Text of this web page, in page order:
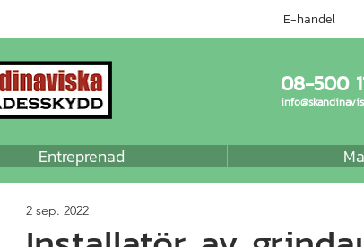
E-handel
08-500
Entreprenad
2 sep. 2022